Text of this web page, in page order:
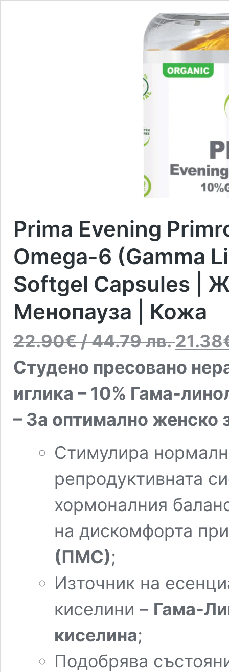
Prima Evening
Omega-6 (Gamma
Softgel Capsules |
Менопауза | Кожа
22.90€/ 44.79 лв.21.38
Студено пресовано
иглика – 10% Гама-
– За оптимално женско
Стимулира
репродуктивната
хормоналния
на дискомфорта
(ПМС);
Източник на
киселини – Гама-
киселина;
Подобрява